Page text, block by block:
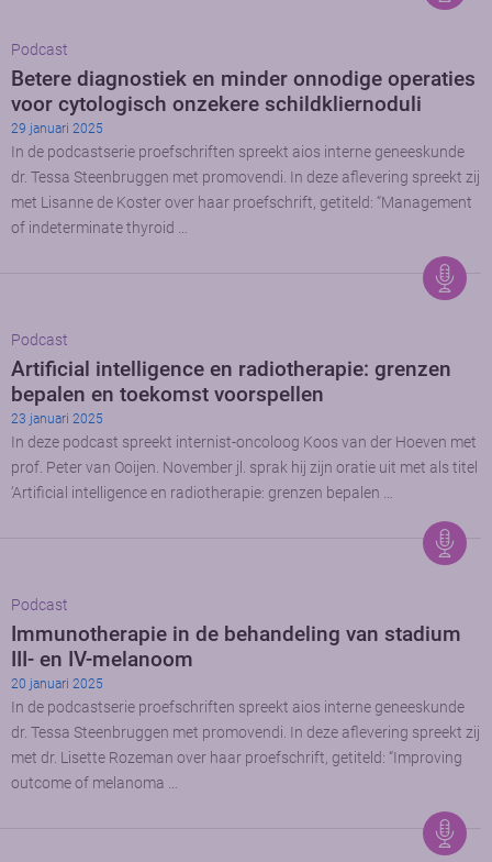
Podcast
Betere diagnostiek en minder onnodige operaties
voor cytologisch onzekere schildkliernoduli
29 januari 2025
In de podcastserie proefschriften spreekt aios interne geneeskunde
dr. Tessa Steenbruggen met promovendi. In deze aflevering spreekt zij
met Lisanne de Koster over haar proefschrift, getiteld: “Management
of indeterminate thyroid …
Podcast
Artificial intelligence en radiotherapie: grenzen
bepalen en toekomst voorspellen
23 januari 2025
In deze podcast spreekt internist-oncoloog Koos van der Hoeven met
prof. Peter van Ooijen. November jl. sprak hij zijn oratie uit met als titel
‘Artificial intelligence en radiotherapie: grenzen bepalen …
Podcast
Immunotherapie in de behandeling van stadium
III- en IV-melanoom
20 januari 2025
In de podcastserie proefschriften spreekt aios interne geneeskunde
dr. Tessa Steenbruggen met promovendi. In deze aflevering spreekt zij
met dr. Lisette Rozeman over haar proefschrift, getiteld: “Improving
outcome of melanoma …